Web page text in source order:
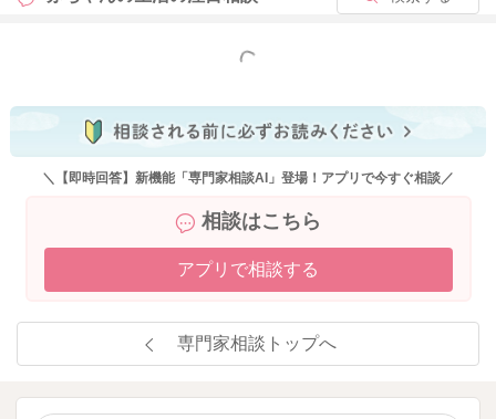
もっと見る
＼【即時回答】新機能「専門家相談AI」登場！アプリで今すぐ相談／
相談はこちら
アプリで相談する
専門家相談トップへ